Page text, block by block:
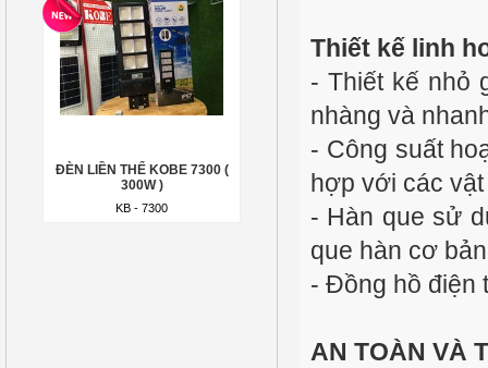
ĐÈN LIỀN THỂ KOBE 7300 (
300W )
KB - 7300
Thiết kế linh
- Thiết kế nhỏ
nhàng và
- Công suất
hợp với các
- Hàn que sử
que hàn cơ
- Đồng hồ điện
AN TOÀN VÀ